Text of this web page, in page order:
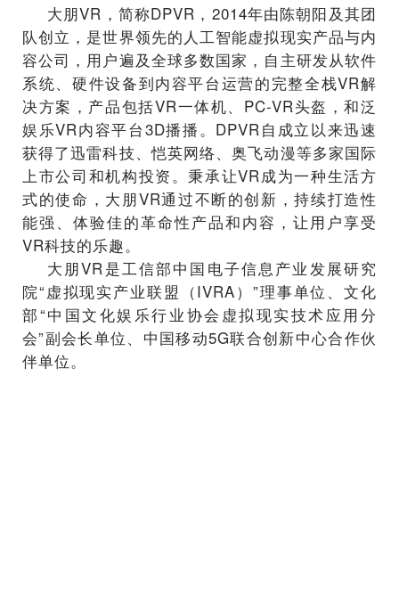
大朋VR，简称DPVR，2014年由陈朝阳及其团
队创立，是世界领先的人工智能虚拟现实产品与内
容公司，用户遍及全球多数国家，自主研发从软件
系统、硬件设备到内容平台运营的完整全栈VR解
决方案，产品包括VR一体机、PC-VR头盔，和泛
娱乐VR内容平台3D播播。DPVR自成立以来迅速
获得了迅雷科技、恺英网络、奥飞动漫等多家国际
上市公司和机构投资。秉承让VR成为一种生活方
式的使命，大朋VR通过不断的创新，持续打造性
能强、体验佳的革命性产品和内容，让用户享受
VR科技的乐趣。
大朋VR是工信部中国电子信息产业发展研究
院“虚拟现实产业联盟（IVRA）”理事单位、文化
部“中国文化娱乐行业协会虚拟现实技术应用分
会”副会长单位、中国移动5G联合创新中心合作伙
伴单位。